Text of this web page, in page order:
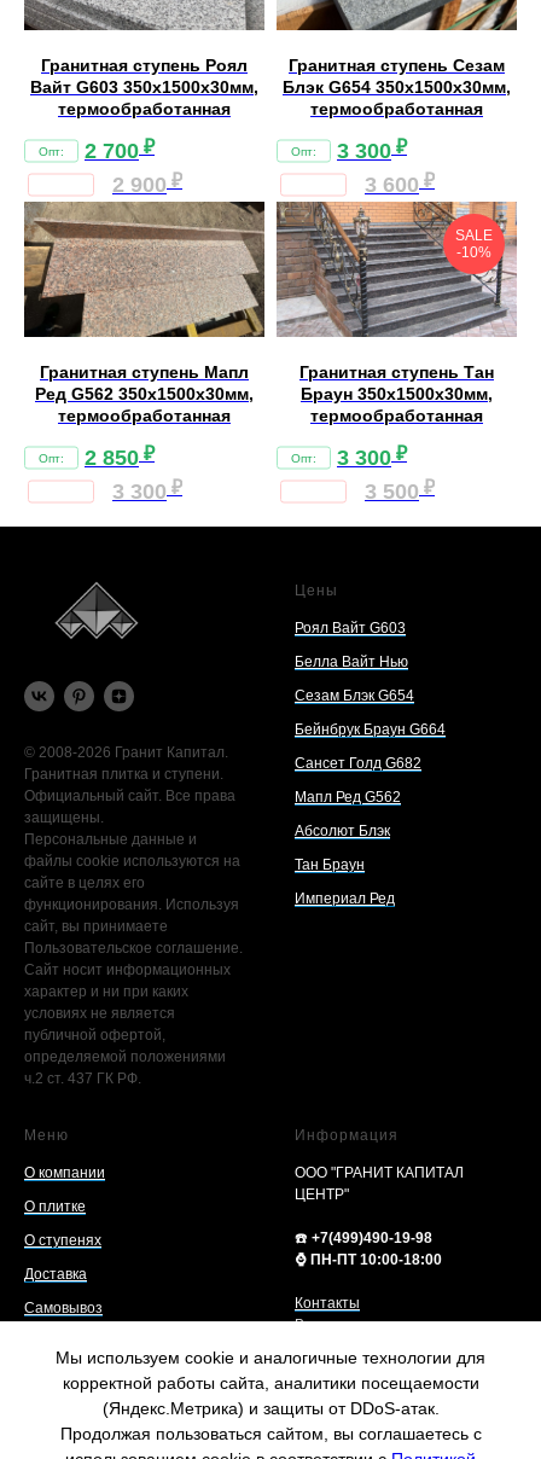
Гранитная ступень Роял
Вайт G603 350х1500х30мм,
термообработанная
2 700 ₽
2 900 ₽
Гранитная ступень Сезам
Блэк G654 350х1500х30мм,
термообработанная
3 300 ₽
3 600 ₽
Гранитная ступень Мапл
Ред G562 350х1500х30мм,
термообработанная
2 850 ₽
3 300 ₽
SALE
-10%
Гранитная ступень Тан
Браун 350х1500х30мм,
термообработанная
3 300 ₽
3 500 ₽
Написать нам
© 2008-2026 Гранит Капитал.
Гранитная плитка и ступени.
Официальный сайт. Все права
защищены.
Персональные данные и
файлы cookie используются на
сайте в целях его
функционирования. Используя
сайт, вы принимаете
Пользовательское соглашение.
Сайт носит информационных
характер и ни при каких
условиях не является
публичной офертой,
определяемой положениями
ч.2 ст. 437 ГК РФ.
Цены
Роял Вайт G603
Белла Вайт Нью
Сезам Блэк G654
Бейнбрук Браун G664
Сансет Голд G682
Мапл Ред G562
Абсолют Блэк
Тан Браун
Империал Ред
Меню
О компании
О плитке
О ступенях
Доставка
Самовывоз
Карта сайта
Гранит в продаже
Информация
ООО "ГРАНИТ КАПИТАЛ
ЦЕНТР"
☎️ +7(499)490-19-98
⌚️ ПН-ПТ 10:00-18:00
Контакты
Варианты оплаты
Возврат/обмен товара
Пользовательское соглашение
Политика конфиденциальности
Согласие на обработку
Мы используем cookie и аналогичные технологии для
корректной работы сайта, аналитики посещаемости
(Яндекс.Метрика) и защиты от DDoS-атак.
Продолжая пользоваться сайтом, вы соглашаетесь с